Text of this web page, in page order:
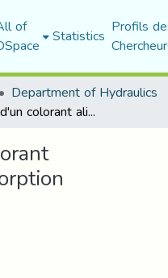
of Statistics Profils
Department of Hydraulics
Traitement d'un colorant alimentaire par adsorption